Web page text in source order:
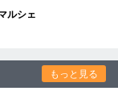
ルシェ
もっと見る